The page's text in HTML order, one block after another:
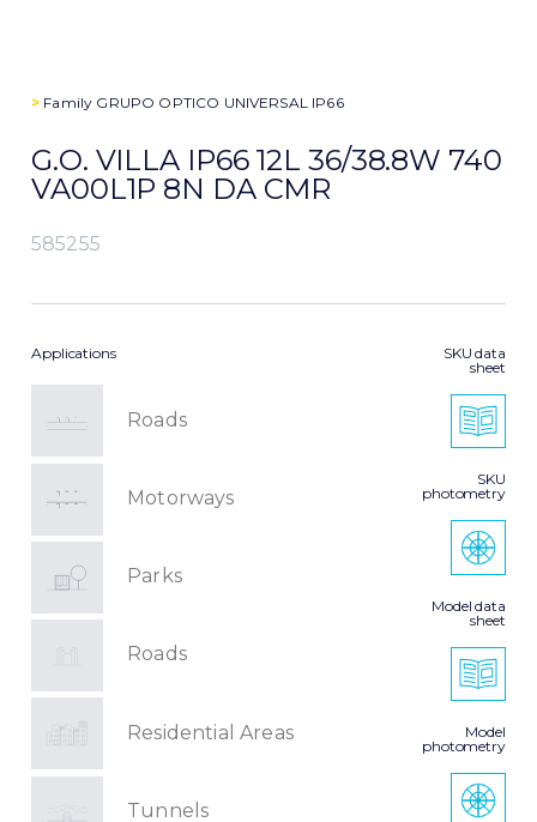
> Family GRUPO OPTICO UNIVERSAL IP66
G.O. VILLA IP66 12L 36/38.8W 740
VA00L1P 8N DA CMR
585255
Applications
Roads
Motorways
Parks
Roads
Residential Areas
Tunnels
SKU data
sheet
SKU
photometry
Model data
sheet
Model
photometry